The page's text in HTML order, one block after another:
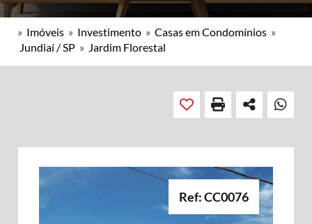
» Imóveis » Investimento » Casas em Condomínios »
Jundiaí / SP » Jardim Florestal
Ref: CC0076